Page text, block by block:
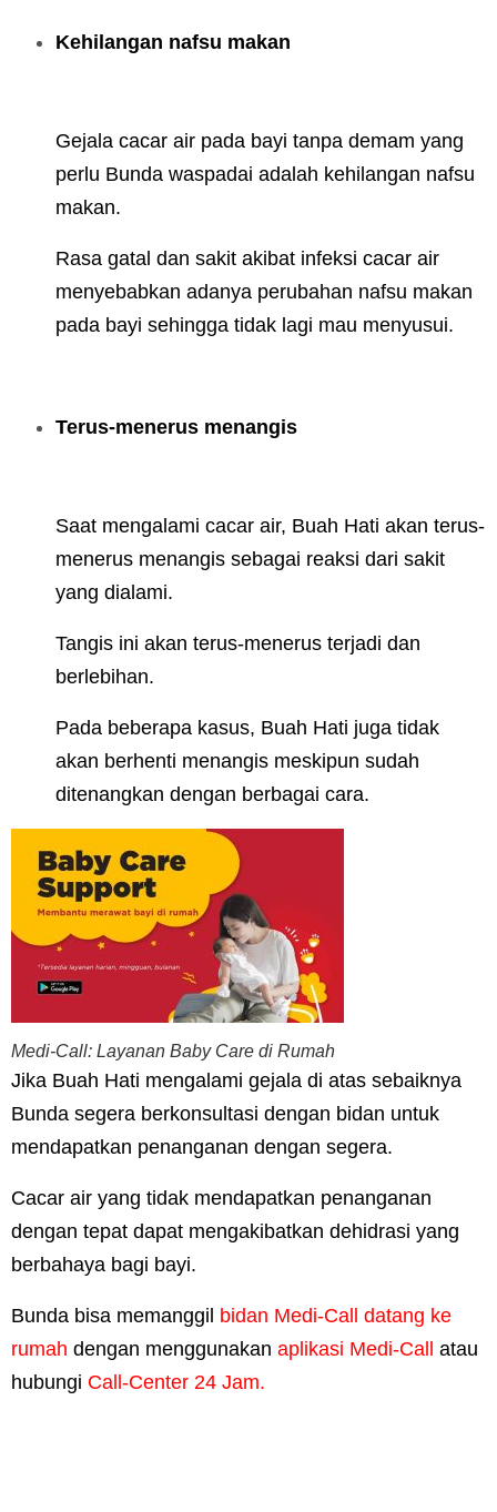
Kehilangan nafsu makan
Gejala cacar air pada bayi tanpa demam yang
perlu Bunda waspadai adalah kehilangan nafsu
makan.
Rasa gatal dan sakit akibat infeksi cacar air
menyebabkan adanya perubahan nafsu makan
pada bayi sehingga tidak lagi mau menyusui.
Terus-menerus menangis
Saat mengalami cacar air, Buah Hati akan terus-
menerus menangis sebagai reaksi dari sakit
yang dialami.
Tangis ini akan terus-menerus terjadi dan
berlebihan.
Pada beberapa kasus, Buah Hati juga tidak
akan berhenti menangis meskipun sudah
ditenangkan dengan berbagai cara.
Medi-Call: Layanan Baby Care di Rumah
Jika Buah Hati mengalami gejala di atas sebaiknya
Bunda segera berkonsultasi dengan bidan untuk
mendapatkan penanganan dengan segera.
Cacar air yang tidak mendapatkan penanganan
dengan tepat dapat mengakibatkan dehidrasi yang
berbahaya bagi bayi.
Bunda bisa memanggil bidan Medi-Call datang ke
rumah dengan menggunakan aplikasi Medi-Call
atau
hubungi Call-Center 24 Jam.